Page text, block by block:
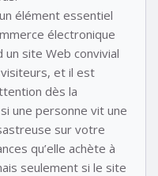
élément essentiel
électronique
site Web convivial
et il est
dès la
une personne vit une
sur votre
qu’elle achète à
seulement si le site